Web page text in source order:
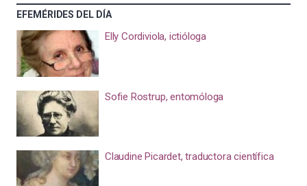
EFEMÉRIDES DEL DÍA
Elly Cordiviola, ictióloga
Sofie Rostrup, entomóloga
Claudine Picardet, traductora científica